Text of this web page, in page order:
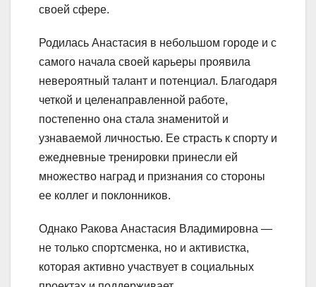
своей сфере.
Родилась Анастасия в небольшом городе и с
самого начала своей карьеры проявила
невероятный талант и потенциал. Благодаря
четкой и целенаправленной работе,
постепенно она стала знаменитой и
узнаваемой личностью. Ее страсть к спорту и
ежедневные тренировки принесли ей
множество наград и признания со стороны
ее коллег и поклонников.
Однако Ракова Анастасия Владимировна —
не только спортсменка, но и активистка,
которая активно участвует в социальных